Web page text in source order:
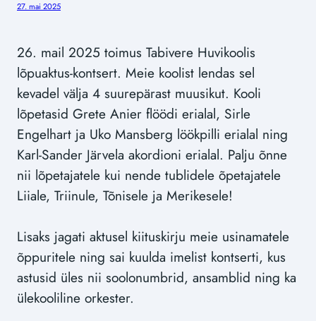
27. mai 2025
26. mail 2025 toimus Tabivere Huvikoolis
lõpuaktus-kontsert. Meie koolist lendas sel
kevadel välja 4 suurepärast muusikut. Kooli
lõpetasid Grete Anier flöödi erialal, Sirle
Engelhart ja Uko Mansberg löökpilli erialal ning
Karl-Sander Järvela akordioni erialal. Palju õnne
nii lõpetajatele kui nende tublidele õpetajatele
Liiale, Triinule, Tõnisele ja Merikesele!
Lisaks jagati aktusel kiituskirju meie usinamatele
õppuritele ning sai kuulda imelist kontserti, kus
astusid üles nii soolonumbrid, ansamblid ning ka
ülekooliline orkester.